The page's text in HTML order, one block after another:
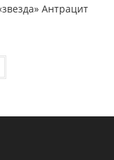
Антрацит